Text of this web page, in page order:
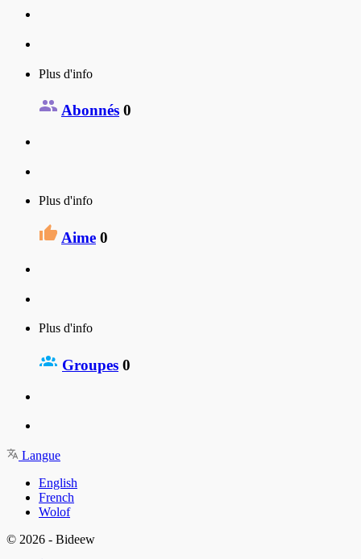
Plus d'info
Abonnés 0
Plus d'info
Aime 0
Plus d'info
Groupes 0
Langue
English
French
Wolof
© 2026 - Bideew